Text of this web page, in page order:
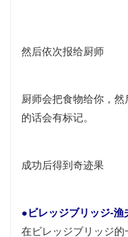
然后依次报给厨师
厨师会把食物给你，
的话会有标记。
成功后得到奇迹果
●ビレッジブリッジ-渔
在ビレッジブリッジ